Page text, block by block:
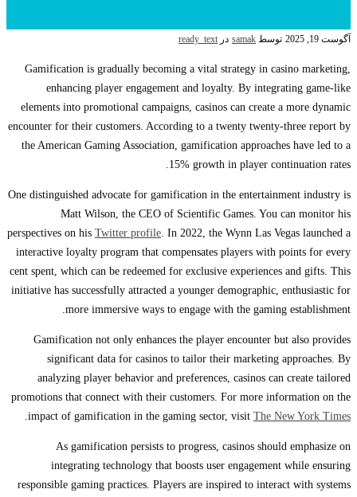
آگوست 19, 2025 توسط samak در ready_text
Gamification is gradually becoming a vital strategy in casino marketing,
enhancing player engagement and loyalty. By integrating game-like
elements into promotional campaigns, casinos can create a more dynamic
encounter for their customers. According to a twenty twenty-three report by
the American Gaming Association, gamification approaches have led to a
15% growth in player continuation rates.
One distinguished advocate for gamification in the entertainment industry is
Matt Wilson, the CEO of Scientific Games. You can monitor his
perspectives on his Twitter profile. In 2022, the Wynn Las Vegas launched a
interactive loyalty program that compensates players with points for every
cent spent, which can be redeemed for exclusive experiences and gifts. This
initiative has successfully attracted a younger demographic, enthusiastic for
more immersive ways to engage with the gaming establishment.
Gamification not only enhances the player encounter but also provides
significant data for casinos to tailor their marketing approaches. By
analyzing player behavior and preferences, casinos can create tailored
promotions that connect with their customers. For more information on the
impact of gamification in the gaming sector, visit The New York Times
.
As gamification persists to progress, casinos should emphasize on
integrating technology that boosts user engagement while ensuring
responsible gaming practices. Players are inspired to interact with systems